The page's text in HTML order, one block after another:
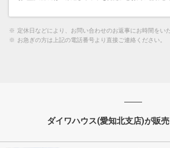
※ 定休日などにより、お問い合わせのお返事にお時間をい
※ お急ぎの方は上記の電話番号より直接ご連絡ください。
ダイワハウス(愛知北支店)が販